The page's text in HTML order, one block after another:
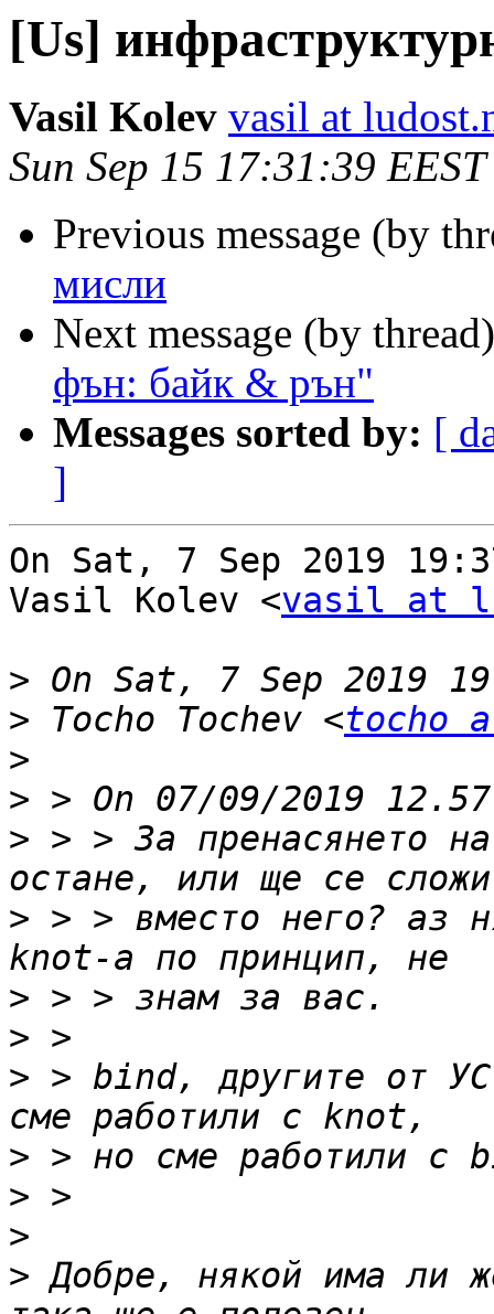
[Us]
Vasil Kolev vasil at
Sun Sep 15 17:31:39
Previous message (by
мисли
Next message (by
фън: байк & рън"
Messages sorted by: [
]
On Sat, 7 Sep 2019
Vasil Kolev <vasil at
>
> Tocho Tochev <tocho
>
>
> > > За пренасянето
> > > вместо него? аз
>
>
> > bind, другите от
>
>
>
> Добре, някой има ли